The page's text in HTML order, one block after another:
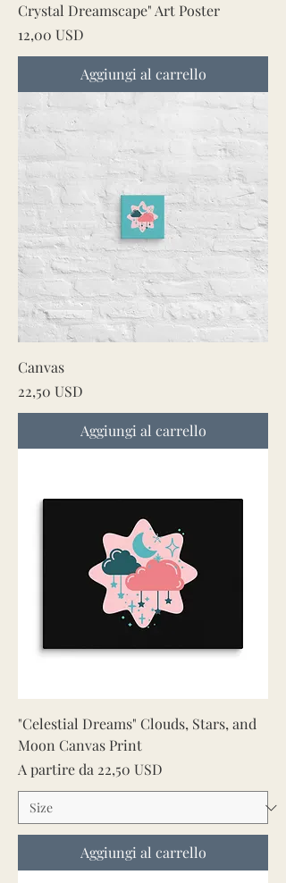
Crystal Dreamscape" Art Poster
Prezzo
12,00 USD
Aggiungi al carrello
Canvas
Prezzo
22,50 USD
Aggiungi al carrello
"Celestial Dreams" Clouds, Stars, and
Moon Canvas Print
A partire da 22,50 USD
Prezzo scontato
Aggiungi al carrello